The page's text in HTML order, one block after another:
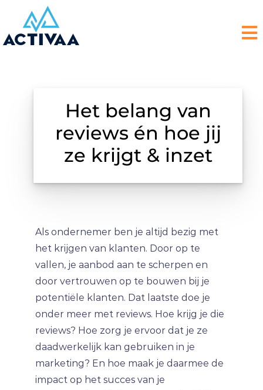
Het belang van
reviews én hoe jij
ze krijgt & inzet
Als ondernemer ben je altijd bezig met
het krijgen van klanten. Door op te
vallen, je aanbod aan te scherpen en
door vertrouwen op te bouwen bij je
potentiële klanten. Dat laatste doe je
onder meer met reviews. Hoe krijg je die
reviews? Hoe zorg je ervoor dat je ze
daadwerkelijk kan gebruiken in je
marketing? En hoe maak je daarmee de
impact op het succes van je